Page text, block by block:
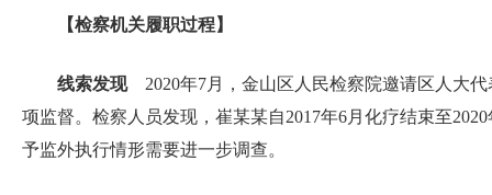
【检察机关履职过程】
线索发现2020年7月，金山区人民检察院邀请区人大代
项监督。检察人员发现，崔某某自2017年6月化疗结束至
予监外执行情形需要进一步调查。